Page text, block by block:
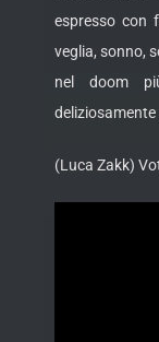
espresso con
veglia, sonno,
nel doom
(Luca Zakk)